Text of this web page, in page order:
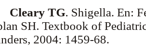
Cleary TG. Shigella. En:
SH. Textbook of
2004: 1459-68.